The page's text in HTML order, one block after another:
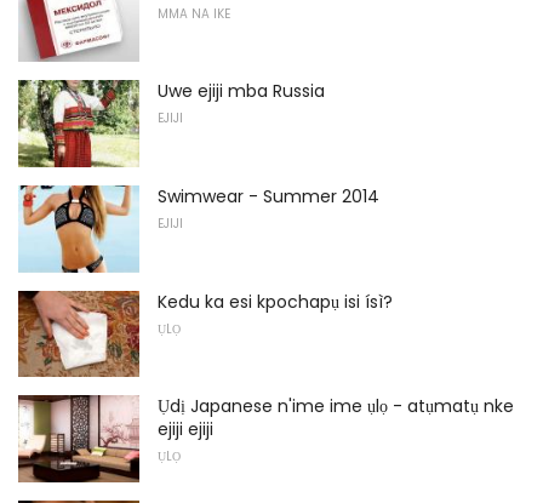
MMA NA IKE
Uwe ejiji mba Russia
EJIJI
Swimwear - Summer 2014
EJIJI
Kedu ka esi kpochapụ isi ísì?
ỤLỌ
Ụdị Japanese n'ime ime ụlọ - atụmatụ nke
ejiji ejiji
ỤLỌ